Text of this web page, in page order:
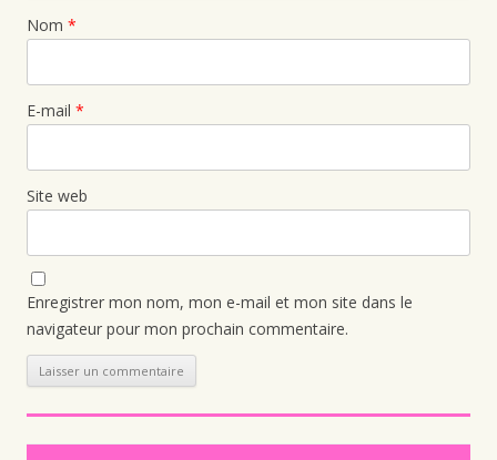
Nom *
E-mail *
Site web
Enregistrer mon nom, mon e-mail et mon site dans le
navigateur pour mon prochain commentaire.